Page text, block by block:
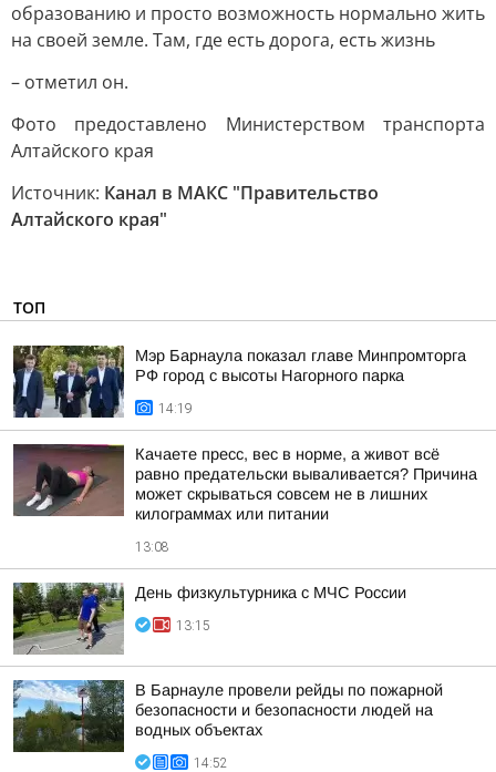
образованию и просто возможность нормально жить
на своей земле. Там, где есть дорога, есть жизнь
– отметил он.
Фото предоставлено Министерством транспорта
Алтайского края
Источник: Канал в МАКС "Правительство
Алтайского края"
ТОП
Мэр Барнаула показал главе Минпромторга
РФ город с высоты Нагорного парка
14:19
Качаете пресс, вес в норме, а живот всё
равно предательски вываливается? Причина
может скрываться совсем не в лишних
килограммах или питании
13:08
День физкультурника с МЧС России
13:15
В Барнауле провели рейды по пожарной
безопасности и безопасности людей на
водных объектах
14:52